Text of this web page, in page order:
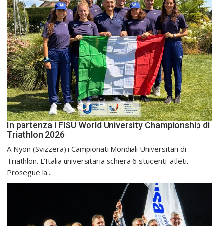
In partenza i FISU World University Championship di
Triathlon 2026
A Nyon (Svizzera) i Campionati Mondiali Universitari di
Triathlon. L’Italia universitaria schiera 6 studenti-atleti.
Prosegue la...